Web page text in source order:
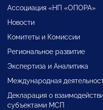
Ассоциация «НП «ОПОРА»
Новости
Комитеты и Комиссии
Региональное развитие
Экспертиза и Аналитика
Международная
Декларация о
субъектами МСП